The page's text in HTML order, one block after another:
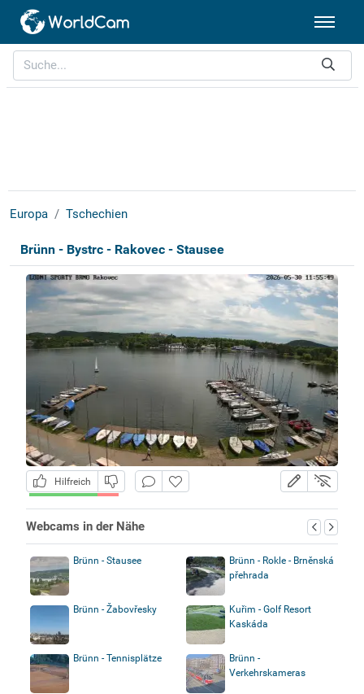
Europa Tschechien
Brünn - Bystrc - Rakovec - Stausee
Hilfreich
Webcams in der Nähe
Brünn - Stausee
Brünn - Rokle - Brněnská
přehrada
Brünn - Žabovřesky
Kuřim - Golf Resort
Kaskáda
Brünn - Tennisplätze
Brünn -
Verkehrskameras